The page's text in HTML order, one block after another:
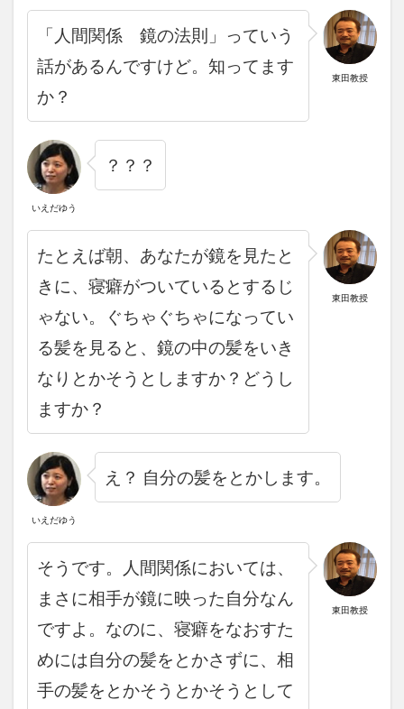
東田教授
「 人間関係 鏡の法則」っていう
話があるんですけど。知ってます
か？
いえだゆう
？？？
東田教授
たとえば朝、あなたが鏡を見たと
きに、寝癖がついているとするじ
ゃない。
ぐちゃぐちゃになってい
る髪を見ると、鏡の中の髪をいき
なりとかそうとしますか？ どうし
ますか？
いえだゆう
え？ 自分の髪をとかします。
東田教授
そうです。人間関係においては、
まさに相手が鏡に映った自分なん
ですよ。 なのに、寝癖をなおすた
めには自分の髪をとかさずに、相
手の髪をとかそうとかそうとして